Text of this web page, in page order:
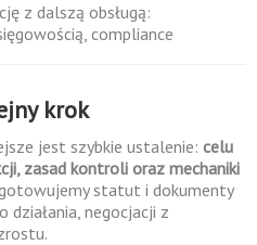
z dalszą obsługą:
compliance
krok
jest szybkie ustalenie: celu
zasad kontroli oraz mechaniki
statut i dokumenty
działania, negocjacji z